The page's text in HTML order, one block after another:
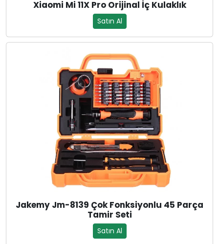
Xiaomi Mi 11X Pro Orijinal İç Kulaklık
Satın Al
Jakemy Jm-8139 Çok Fonksiyonlu 45 Parça
Tamir Seti
Satın Al